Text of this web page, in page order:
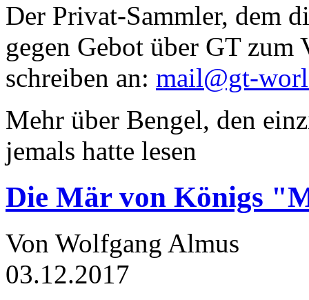
Der Privat-Sammler, dem
gegen Gebot über GT zum
schreiben an: mail@gt-
Mehr über Bengel, den
jemals hatte lesen
Die Mär von Königs
Von Wolfgang Almus
03.12.2017